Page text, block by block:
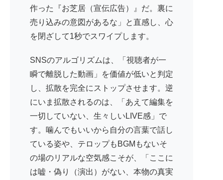
作った『お芝居（宣伝広告）』だ。裏に
売り込みの意図があるな」と直感し、心
を閉ざして1秒でスワイプします。
SNSのアルゴリズムは、「視聴者が一
瞬で離脱した動画」を価値が低いと判定
し、拡散を完全にストップさせます。逆
にいま拡散されるのは、「あえて編集を
一切していない、生々しいLIVE感」で
す。噛んでもいいから自分の言葉で話し
ている姿や、テロップもBGMもないそ
の場のリアルな空気感こそが、「ここに
は嘘・偽り（演出）がない、本物の真実